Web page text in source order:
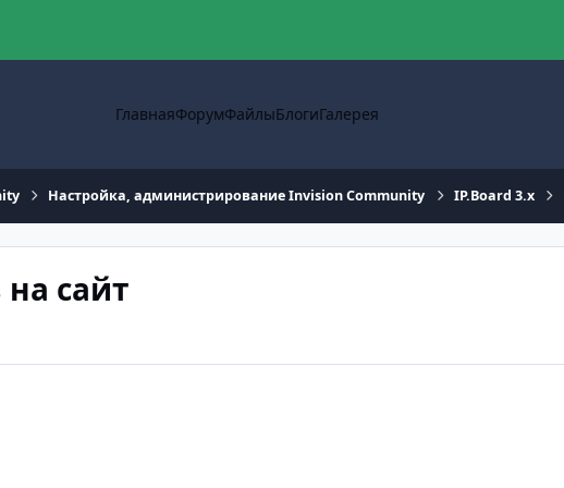
ГлавнаяФорумФайлыБлогиГалерея
Настройка, администрирование Invision Community IP.Board 3.x
сайт